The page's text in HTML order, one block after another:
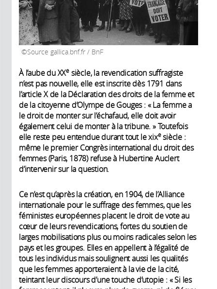
Source gallica.bnf.fr / BnF
À l’aube du XXe siècle, la revendication suffragiste
n’est pas nouvelle, elle est inscrite dès 1791 dans
l’article X de la Déclaration des droits de la femme et
de la citoyenne d’Olympe de Gouges : « La femme a
le droit de monter sur l’échafaud, elle doit avoir
également celui de monter à la tribune. » Toutefois
elle reste peu entendue durant tout le xixesiècle :
même le premier Congrès international du droit des
femmes (Paris, 1878) refuse à Hubertine Auclert
d’intervenir sur la question.
Ce n’est qu’après la création, en 1904, de l’Alliance
internationale pour le suffrage des femmes, que les
féministes européennes placent le droit de vote au
cœur de leurs revendications, fortes du soutien de
larges mobilisations plus ou moins radicales selon les
pays et les groupes. Elles en appellent à l’égalité de
tous les individus mais soulignent aussi les qualités
que les femmes apporteraient à la vie de la cité,
teintant leur discours d’une touche d’utopie : « Si les